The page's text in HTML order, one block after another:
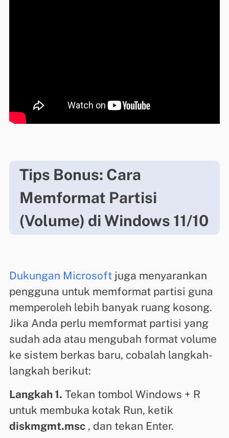
Tips Bonus: Cara
Memformat Partisi
(Volume) di Windows 11/10
Dukungan Microsoftjuga menyarankan
pengguna untuk memformat partisi guna
memperoleh lebih banyak ruang kosong.
Jika Anda perlu memformat partisi yang
sudah ada atau mengubah format volume
ke sistem berkas baru, cobalah langkah-
langkah berikut:
Langkah 1. Tekan tombol Windows + R
untuk membuka kotak Run, ketik
diskmgmt.msc, dan tekan Enter.